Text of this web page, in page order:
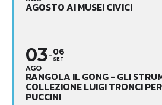
AGOSTO AI MUSEI CIVICI
03
AGO
06
SET
RANGOLA IL GONG - GLI
COLLEZIONE LUIGI TRONCI
PUCCINI